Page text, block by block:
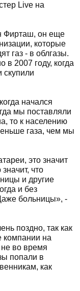
Live на
Фирташ, он еще
которые
газ - в облгазы.
в 2007 году, когда
скупили
начался
мы поставляли
то к населению
газа, чем мы
это значит
что
и другие
и без
больницы», -
поздно, так как
компании на
во время
попали в
как